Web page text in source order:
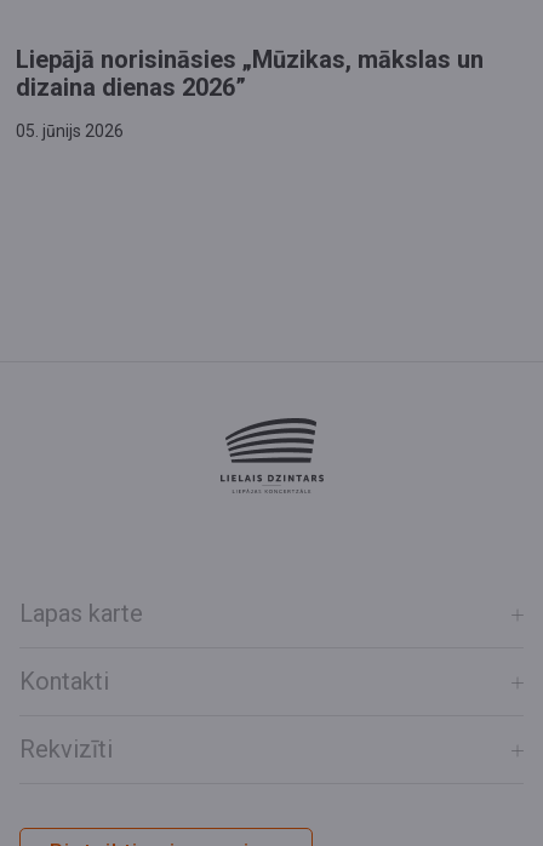
Liepājā norisināsies „Mūzikas, mākslas un
dizaina dienas 2026”
05. jūnijs 2026
Lapas karte
Kontakti
Rekvizīti